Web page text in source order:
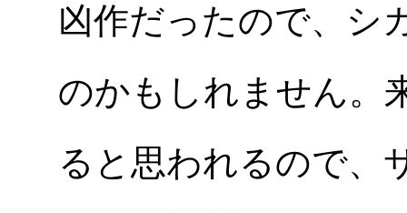
凶作だったので、シ
のかもしれません。
ると思われるので、